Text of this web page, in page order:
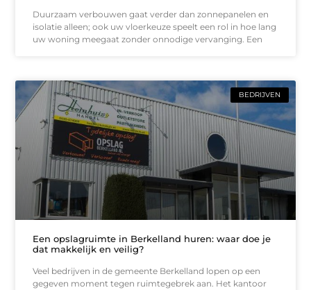
Duurzaam verbouwen gaat verder dan zonnepanelen en
isolatie alleen; ook uw vloerkeuze speelt een rol in hoe lang
uw woning meegaat zonder onnodige vervanging. Een
BEDRIJVEN
Een opslagruimte in Berkelland huren: waar doe je
dat makkelijk en veilig?
Veel bedrijven in de gemeente Berkelland lopen op een
gegeven moment tegen ruimtegebrek aan. Het kantoor